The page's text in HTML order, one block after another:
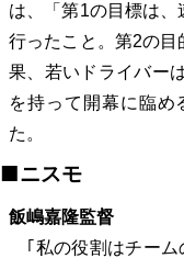
は、「第1の目標は
行ったこと。第2の
果、若いドライバー
を持って開幕に臨め
た。
■ニスモ
飯嶋嘉隆監督
｢私の役割はチーム